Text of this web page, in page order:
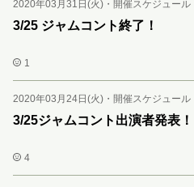
2020年03月31日(火) ・ 開催スケジュール
3/25 ジャムコント終了！
1
2020年03月24日(火) ・ 開催スケジュール
3/25ジャムコント出演者発表！
4